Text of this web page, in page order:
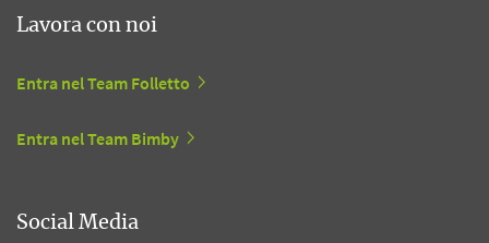
Lavora con noi
Entra nel Team Folletto
Entra nel Team Bimby
Social Media